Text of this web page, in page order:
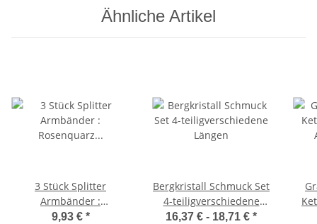
Ähnliche Artikel
3 Stück Splitter
Armbänder :
Rosenquarz Amethyst
9,93 € *
Bergkristall Schmuck Set
4-teiligverschiedene
Längen
16,37 € - 18,71 € *